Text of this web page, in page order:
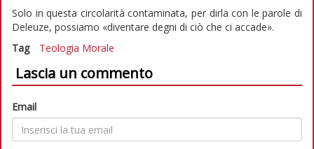
Solo in questa circolarità contaminata, per dirla con le parole di
Deleuze, possiamo «diventare degni di ciò che ci accade».
Tag
Teologia Morale
Lascia un commento
Email